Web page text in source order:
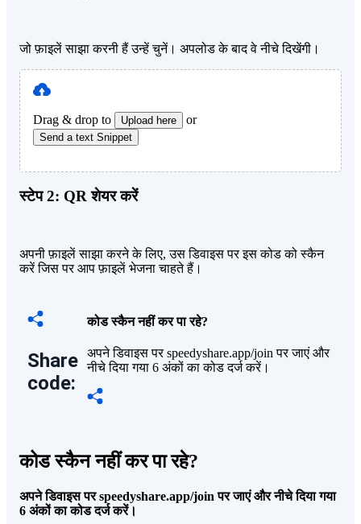
जो फ़ाइलें साझा करनी हैं उन्हें चुनें। अपलोड के बाद वे नीचे दिखेंगी।
Drag & drop to Upload here or
Send a text Snippet
स्टेप 2: QR शेयर करें
अपनी फ़ाइलें साझा करने के लिए, उस डिवाइस पर इस कोड को स्कैन
करें जिस पर आप फ़ाइलें भेजना चाहते हैं।
Share
code:
कोड स्कैन नहीं कर पा रहे?
अपने डिवाइस पर speedyshare.app/join पर जाएं और
नीचे दिया गया 6 अंकों का कोड दर्ज करें।
कोड स्कैन नहीं कर पा रहे?
अपने डिवाइस पर speedyshare.app/join पर जाएं और नीचे दिया गया
6 अंकों का कोड दर्ज करें।